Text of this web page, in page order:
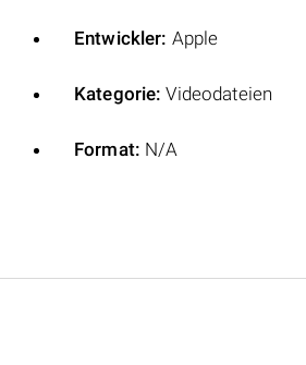
Entwickler: Apple
Kategorie: Videodateien
Format: N/A